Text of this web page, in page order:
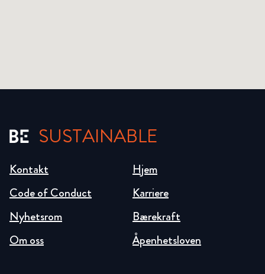
SUSTAINABLE
Hjem
Karriere
Bærekraft
Åpenhetsloven
Code of Conduct
Nyhetsrom
Om oss
Kontakt